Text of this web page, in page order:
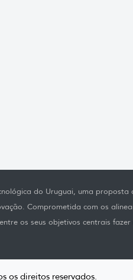
do Uruguai, uma
Comprometida com os
os seus objetivos centrais
os direitos reservados.